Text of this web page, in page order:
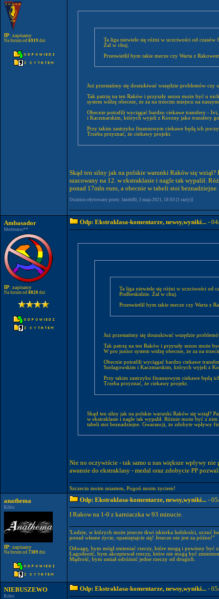
IP: zapisany
Na forum od 6919 dni
Ta liga niewiele się różni w uczciwości od czasów fryzjera czy Vita Żelazko. Stal Mielec ciągnięte za uszy do wytrzymania. No bo przecież to klub z "tradycjami " A nie jakieś tam Podbeskidzie.
Żal w chuj.
Przeswietlil bym takie mecze czy Warta z
Już przestańmy się doszukiwać wszędzie problemów
Tak patrzę na ten Raków i przyszły sezon może być u
system widzę obecnie, że za na trzecim miejscu na
Obecnie potrafili wyciągać bardzo ciekawe transfery -
i Kaczmarskim, których wyjeli z Korony jako transfery
Przy takim zastrzyku finansowym ciekawe będą ich
Trzeba przyznać, że ciekawy projekt.
Skąd ten silny jak na polskie warunki Raków się
szacowany na 12. w ekstraklasie i nagle tak wypalił.
ponad 17mln euro, a obecnie w tabeli stoi
Ostatnio edytowany przez: Janek80, 3 maja 2021, 18:03 [1 raz(y)]
Ambasador
Moderator**
IP: zapisany
Na forum od 8020 dni
Odp: Ekstraklasa-komentarze, newsy,wyniki... -
Ta liga niewiele się różni w uczciwości od czasów fryzjera czy Vita Żelazko. Stal Mielec ciągnięte za uszy do wytrzymania. No bo przecież to klub z "tradycjami " A nie jakieś tam
Podbeskidzie. Żal w chuj.
Przeswietlil bym takie mecze czy Warta z
Już przestańmy się doszukiwać wszędzie
Tak patrzę na ten Raków i przyszły sezon może
W pro junior system widzę obecnie, że za na
Obecnie potrafili wyciągać bardzo ciekawe
Szelagowskim i Kaczmarskim, których wyjeli z
Przy takim zastrzyku finansowym ciekawe będą
Trzeba przyznać, że ciekawy projekt.
Skąd ten silny jak na polskie warunki Raków się wziął?
w ekstraklasie i nagle tak wypalił. Różnie może być z
tabeli stoi beznadziejne. Gwarancji, że zdobyte wpływy
Nie no oczywiście - tak samo u nas większe wpływy
awansie do ekstraklasy - medal oraz zdobycie PP
Szczecin moim miastem, Pogoń moim życiem!
anathema
Kibic
IP: zapisany
Na forum od 7389 dni
Odp: Ekstraklasa-komentarze, newsy,wyniki... -
I Rakow na 1-0 z karniaczka w 93 minucie.
'Ludzie, w których może jeszcze tkwi iskierka ludzkości, uczuć
ponad własne życie, opamiętajcie się! Jeszcze nie jest za późno!"
Odwagę, bym mógł zmieniać rzeczy, które mogą i powinny być
Łagodność, bym akceptował rzeczy, które nie mogą być
Mądrość, bym umiał odróżnić jedne rzeczy od drugich.
NIEBUSZEWO
Kibic
Odp: Ekstraklasa-komentarze, newsy,wyniki... -